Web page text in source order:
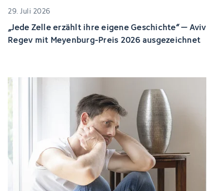
29. Juli 2026
„Jede Zelle erzählt ihre eigene Geschichte“ – Aviv
Regev mit Meyenburg-Preis 2026 ausgezeichnet